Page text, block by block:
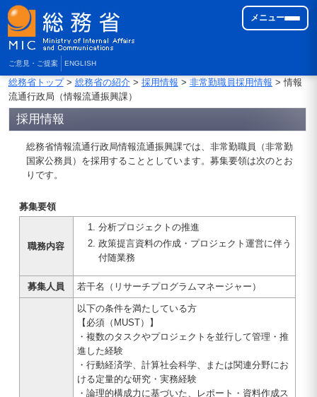
ご意見・ご提案 ENGLISH
メニュー
総務省トップ> 総務省の紹介> 採用情報 > 非常勤職員採用情報 > 情報
流通行政局（情報流通振興課）
採用情報
総務省情報流通行政局情報流通振興課では、非常勤職員（非常勤
国家公務員）を採用することとしています。募集要領は次のとお
りです。
募集要領
職務内容
分析プロジェクトの推進
政策提言資料の作成・プロジェクト運営に伴う
付随業務
募集人員 若干名（リサーチプログラムマネージャー）
以下の条件を満たしている方
【必須（MUST）】
・複数のタスクやプロジェクトを並行して管理・推
進した経験
・行動経済学、計算社会科学、または関連分野にお
ける定量的な研究・実務経験
・論理的構成力に基づいた、レポート・資料作成ス